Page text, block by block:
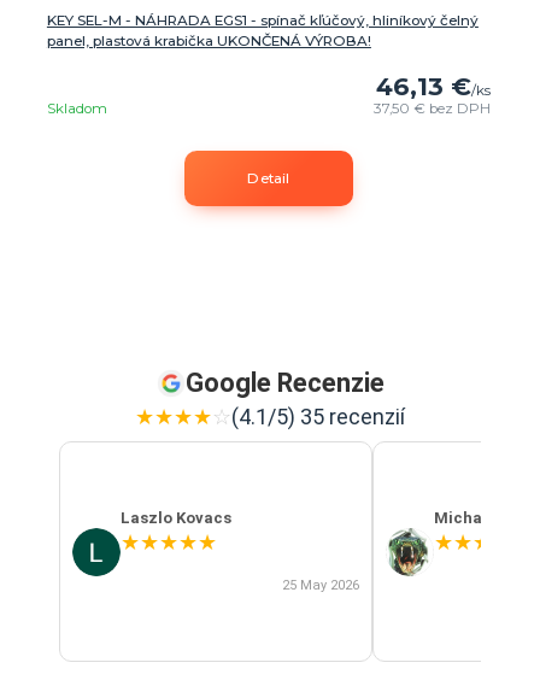
KEY SEL-M - NÁHRADA EGS1 - spínač kľúčový, hliníkový čelný
panel, plastová krabička UKONČENÁ VÝROBA!
46,13 €/ks
37,50 € bez DPH
Skladom
Detail
Google Recenzie
★★★★☆(4.1/5) 35 recenzií
Laszlo Kovacs
★★★★★
25 May 2026
Michal Szabo
★★★